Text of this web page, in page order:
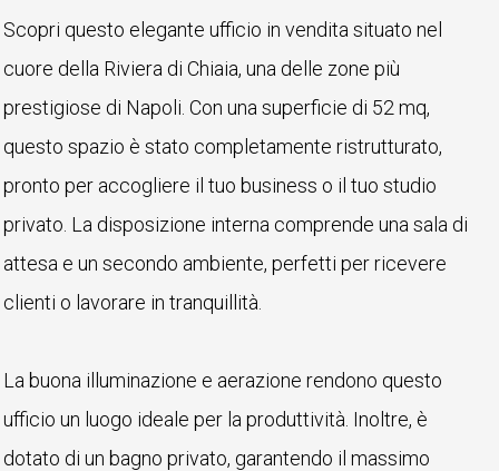
Scopri questo elegante ufficio in vendita situato nel
cuore della Riviera di Chiaia, una delle zone più
prestigiose di Napoli. Con una superficie di 52 mq,
questo spazio è stato completamente ristrutturato,
pronto per accogliere il tuo business o il tuo studio
privato. La disposizione interna comprende una sala di
attesa e un secondo ambiente, perfetti per ricevere
clienti o lavorare in tranquillità.
La buona illuminazione e aerazione rendono questo
ufficio un luogo ideale per la produttività. Inoltre, è
dotato di un bagno privato, garantendo il massimo